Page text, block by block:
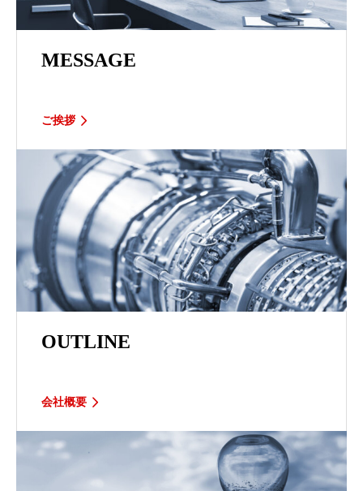
MESSAGE
ご挨拶
OUTLINE
会社概要